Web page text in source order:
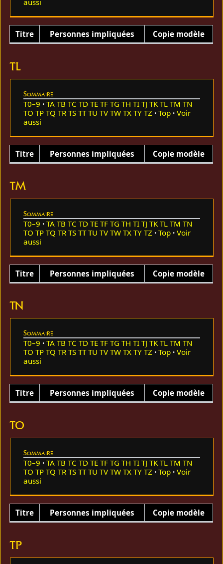
aussi
Titre Personnes impliquées Copie modèle
TL
Sommaire
T0–9 TA TB TC TD TE TF TG TH TI TJ TK TL TM TN
TO TP TQ TR TS TT TU TV TW TX TY TZ Top
Voir
aussi
Titre Personnes impliquées Copie modèle
TM
Sommaire
T0–9 TA TB TC TD TE TF TG TH TI TJ TK TL TM TN
TO TP TQ TR TS TT TU TV TW TX TY TZ Top
Voir
aussi
Titre Personnes impliquées Copie modèle
TN
Sommaire
T0–9 TA TB TC TD TE TF TG TH TI TJ TK TL TM TN
TO TP TQ TR TS TT TU TV TW TX TY TZ Top
Voir
aussi
Titre Personnes impliquées Copie modèle
TO
Sommaire
T0–9 TA TB TC TD TE TF TG TH TI TJ TK TL TM TN
TO TP TQ TR TS TT TU TV TW TX TY TZ Top
Voir
aussi
Titre Personnes impliquées Copie modèle
TP